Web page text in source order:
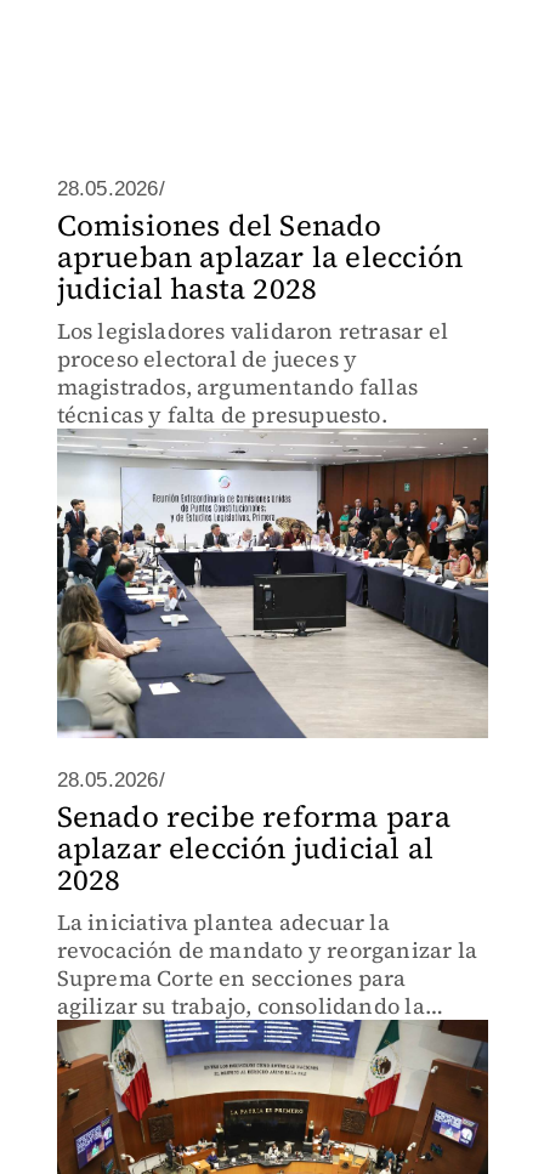
28.05.2026/
Comisiones del Senado
aprueban aplazar la elección
judicial hasta 2028
Los legisladores validaron retrasar el
proceso electoral de jueces y
magistrados, argumentando fallas
técnicas y falta de presupuesto.
28.05.2026/
Senado recibe reforma para
aplazar elección judicial al
2028
La iniciativa plantea adecuar la
revocación de mandato y reorganizar la
Suprema Corte en secciones para
agilizar su trabajo, consolidando la
transformación iniciada en 2025.